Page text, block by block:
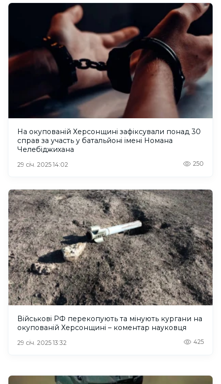
На окупованій Херсонщині зафіксували понад 30
справ за участь у батальйоні імені Номана
Челебіджихана
29 січ. 2025 14:02 250
Військові РФ перекопують та мінують кургани на
окупованій Херсонщині – коментар науковця
29 січ. 2025 13:32 425